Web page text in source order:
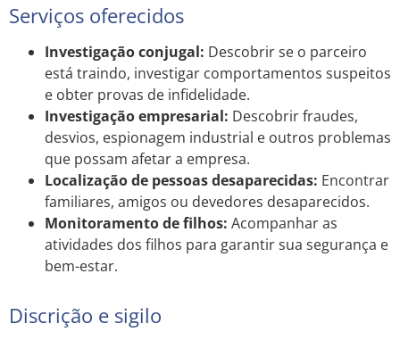
Serviços oferecidos
Investigação conjugal: Descobrir se o parceiro
está traindo, investigar comportamentos suspeitos
e obter provas de infidelidade.
Investigação empresarial: Descobrir fraudes,
desvios, espionagem industrial e outros problemas
que possam afetar a empresa.
Localização de pessoas desaparecidas: Encontrar
familiares, amigos ou devedores desaparecidos.
Monitoramento de filhos: Acompanhar as
atividades dos filhos para garantir sua segurança e
bem-estar.
Discrição e sigilo